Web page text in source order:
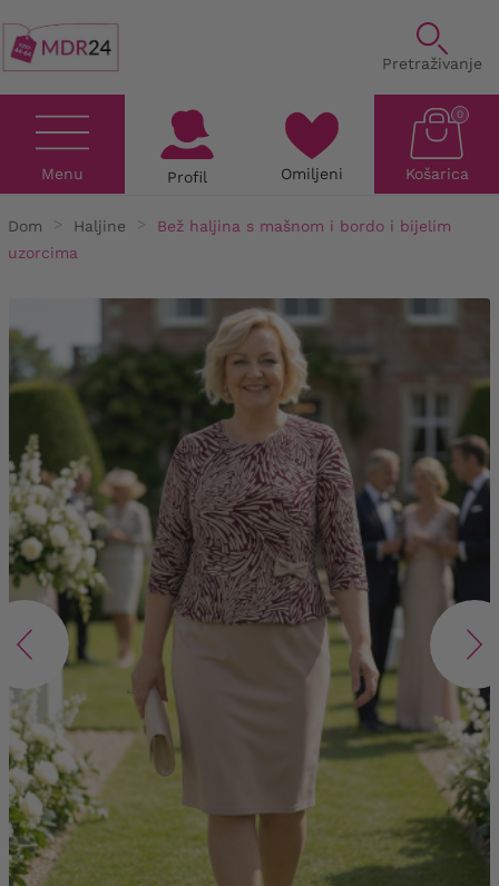
Pretraživanje
Menu Profil Omiljeni Košarica
0
Dom Haljine
Bež haljina s mašnom i bordo i bijelim
uzorcima